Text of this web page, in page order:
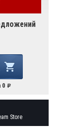
0
Store